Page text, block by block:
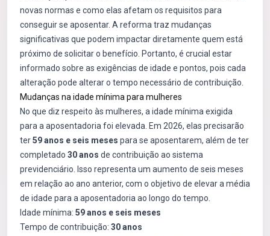
novas normas e como elas afetam os requisitos para
conseguir se aposentar. A reforma traz mudanças
significativas que podem impactar diretamente quem está
próximo de solicitar o benefício. Portanto, é crucial estar
informado sobre as exigências de idade e pontos, pois cada
alteração pode alterar o tempo necessário de contribuição.
Mudanças na idade mínima para mulheres
No que diz respeito às mulheres, a idade mínima exigida
para a aposentadoria foi elevada. Em 2026, elas precisarão
ter59 anos e seis meses para se aposentarem, além de ter
completado 30 anos de contribuição ao sistema
previdenciário. Isso representa um aumento de seis meses
em relação ao ano anterior, com o objetivo de elevar a média
de idade para a aposentadoria ao longo do tempo.
Idade mínima: 59 anos e seis meses
Tempo de contribuição: 30 anos